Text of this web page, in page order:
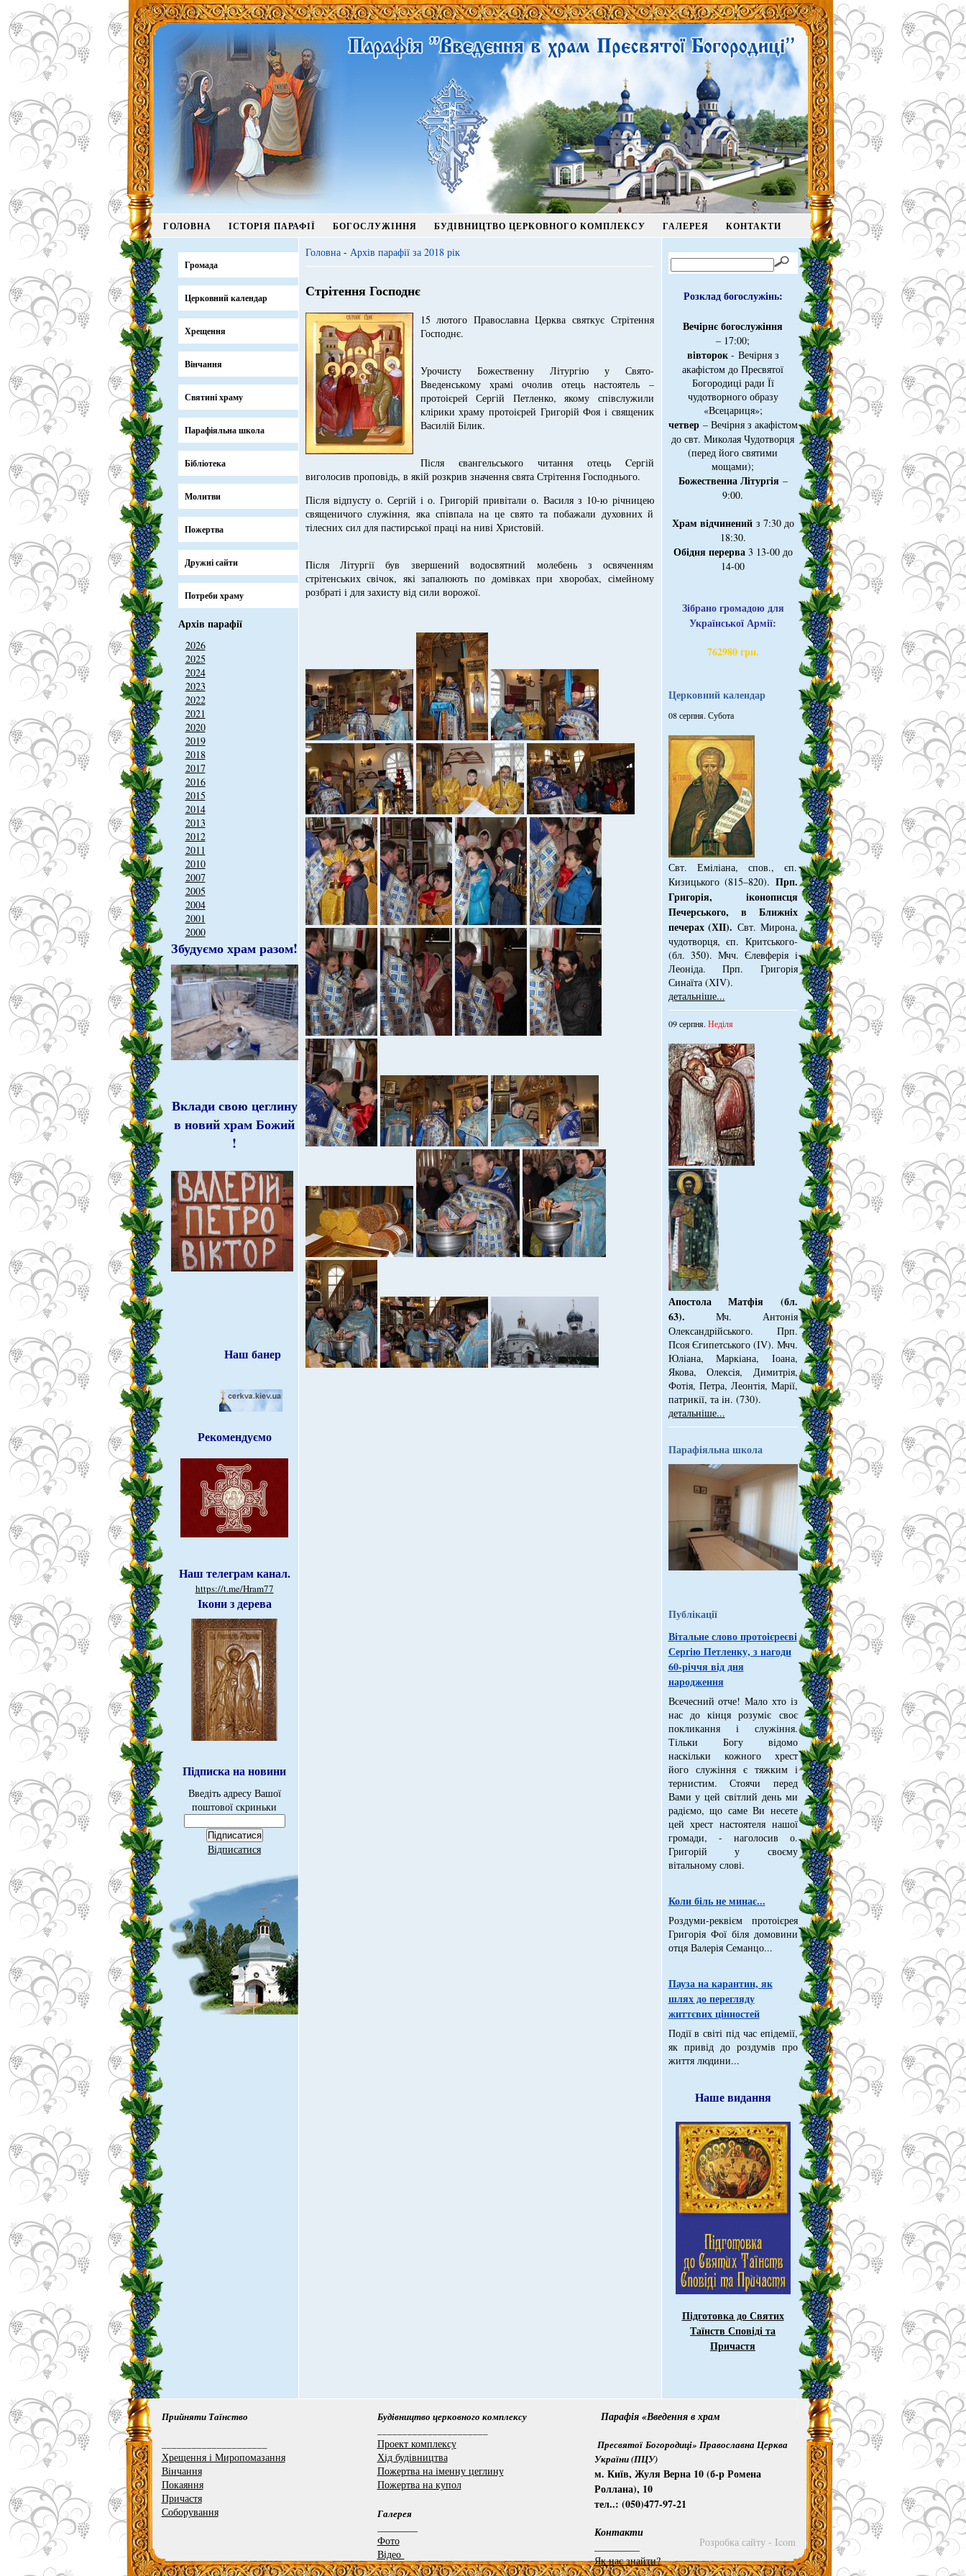
ГОЛОВНА ІСТОРІЯ ПАРАФІЇ БОГОСЛУЖІННЯ БУДІВНИЦТВО ЦЕРКОВНОГО КОМПЛЕКСУ ГАЛЕРЕЯ КОНТАКТИ
Громада
Церковний календар
Хрещення
Вінчання
Святині храму
Парафіяльна школа
Бібліотека
Молитви
Пожертва
Дружні сайти
Потреби храму
Архів парафії
2026
2025
2024
2023
2022
2021
2020
2019
2018
2017
2016
2015
2014
2013
2012
2011
2010
2007
2005
2004
2001
2000
Збудуємо храм разом!
Вклади свою цеглину
в новий храм Божий
!
Наш банер
Рекомендуємо
Наш телеграм канал.
https://t.me/Hram77
Ікони з дерева
Підписка на новини
Введіть адресу Вашої
поштової скриньки
Відписатися
Головна- Архів парафії за 2018 рік
Стрітення Господнє
15 лютого Православна Церква святкує Стрітення
Господнє.
Урочисту Божественну Літургію у Свято-
Введенському храмі очолив отець настоятель –
протоієрей Сергій Петленко, якому співслужили
клірики храму протоієрей Григорій Фоя і священик
Василій Білик.
Після євангельського читання отець Cергій
виголосив проповідь, в якій розкрив значення свята Стрітення Господнього.
Після відпусту о. Сергій і о. Григорій привітали о. Василя з 10-ю річницею
священичого служіння, яка співпала на це свято та побажали духовних й
тілесних сил для пастирської праці на ниві Христовій.
Після Літургії був звершений водосвятний молебень з освяченням
стрітенських свічок, які запалюють по домівках при хворобах, сімейному
розбраті і для захисту від сили ворожої.
Розклад богослужінь:
Вечірнє богослужіння
– 17:00;
вівторок- Вечірня з
акафістом до Пресвятої
Богородиці ради Її
чудотворного образу
«Всецариця»;
четвер– Вечірня з акафістом
до свт. Миколая Чудотворця
(перед його святими
мощами);
Божественна Літургія–
9:00.
Храм відчиненийз 7:30 до
18:30.
Обідня перерва3 13-00 до
14-00
Зібрано громадою для
Української Армії:
762980 грн.
Церковний календар
08 серпня. Субота
Свт. Емiлiана, спов., єп.
Кизицького (815–820). Прп.
Григорiя, iконописця
Печер­ського, в Ближнiх
печерах (ХІІ). Свт. Мирона,
чудотворця, єп. Критського­
(бл. 350). Мчч. Єлев­ферiя i
Леонiда. Прп. Григорiя
Синаїта (ХІV).
детальніше...
09 серпня. Неділя
Апостола Матфія (бл.
63). Мч. Антонiя
Олександрiйського. Прп.
Псоя Єгипетського (ІV). Мчч.
Юлiана, Маркiана, Іоана,
Якова, Олексiя, Димитрiя,
Фотiя, Петра, Леонтiя, Марiї,
патрикiї, та iн. (730).
детальніше...
Парафіяльна школа
Публікації
Вітальне слово протоієреєві
Сергію Петленку, з нагоди
60-річчя від дня
народження
Всечесний отче! Мало хто із
нас до кінця розуміє своє
покликання і служіння.
Тільки Богу відомо
наскільки кожного хрест
його служіння є тяжким і
тернистим. Стоячи перед
Вами у цей світлий день ми
радіємо, що саме Ви несете
цей хрест настоятеля нашої
громади, - наголосив о.
Григорій у своєму
вітальному слові.
Коли біль не минає...
Роздуми-реквієм протоієрея
Григорія Фої біля домовини
отця Валерія Семанцо...
Пауза на карантин, як
шлях до перегляду
життєвих цінностей
Події в світі під час епідемії,
як привід до роздумів про
життя людини...
Наше видання
Підготовка до Святих
Таїнств Сповіді та
Причастя
Прийняти Таїнство
Хрещення і Миропомазання
Вінчання
Покаяння
Причастя
Соборування
Будівництво церковного комплексу
Проект комплексу
Хід будівництва
Пожертва на іменну цеглину
Пожертва на купол
Галерея
Фото
Відео
Парафія «Введення в храм
Пресвятої Богородиці» Православна Церква
України (ПЦУ)
м. Київ, Жуля Верна 10 (б-р Ромена
Роллана), 10
тел..: (050)477-97-21
Контакти
Як нас знайти?
Розробка сайту - Icom